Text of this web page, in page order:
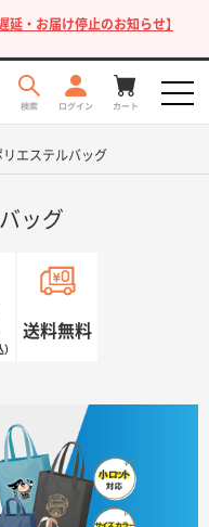
延・お届け停止のお知らせ】
リエステルバッグ
ッグ
送料無料